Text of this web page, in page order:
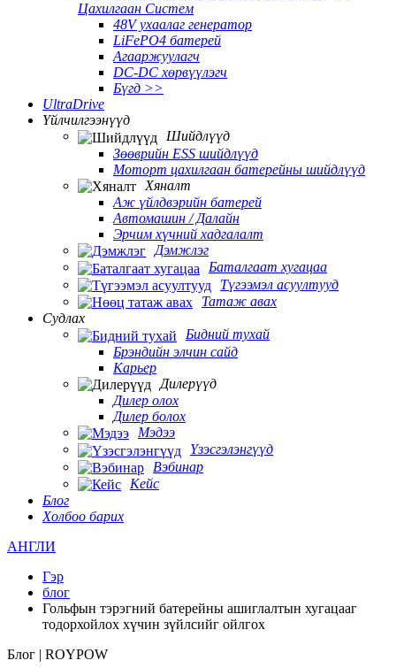
Цахилгаан Систем
48V ухаалаг генератор
LiFePO4 батерей
Агааржуулагч
DC-DC хөрвүүлэгч
Бүгд >>
UltraDrive
Үйлчилгээнүүд
Шийдлүүд
Зөөврийн ESS шийдлүүд
Моторт цахилгаан батерейны шийдлүүд
Хяналт
Аж үйлдвэрийн батерей
Автомашин / Далайн
Эрчим хүчний хадгалалт
Дэмжлэг
Баталгаат хугацаа
Түгээмэл асуултууд
Татаж авах
Судлах
Бидний тухай
Брэндийн элчин сайд
Карьер
Дилерүүд
Дилер олох
Дилер болох
Мэдээ
Үзэсгэлэнгүүд
Вэбинар
Кейс
Блог
Холбоо барих
АНГЛИ
Гэр
блог
Гольфын тэрэгний батерейны ашиглалтын хугацааг
тодорхойлох хүчин зүйлсийг ойлгох
Блог | ROYPOW